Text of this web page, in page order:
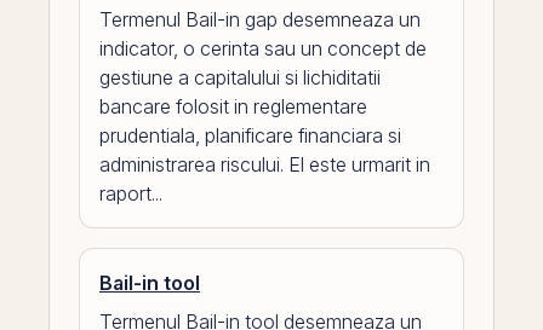
Termenul Bail-in gap desemneaza un
indicator, o cerinta sau un concept de
gestiune a capitalului si lichiditatii
bancare folosit in reglementare
prudentiala, planificare financiara si
administrarea riscului. El este urmarit in
raport...
Bail-in tool
Termenul Bail-in tool desemneaza un